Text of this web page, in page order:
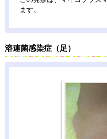
ます。
溶連菌感染症（足）